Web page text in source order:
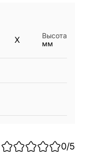
X
Высота
мм
0/5